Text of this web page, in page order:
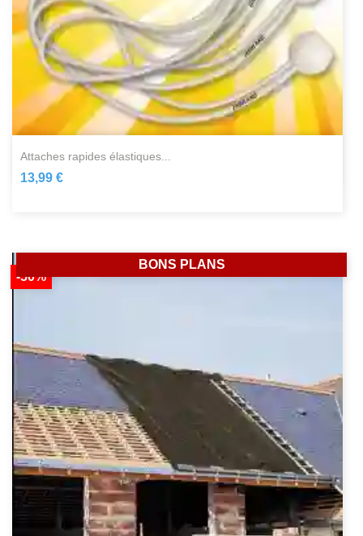
attaches rapides élastiques...
13,99 €
-50%
BONS PLANS